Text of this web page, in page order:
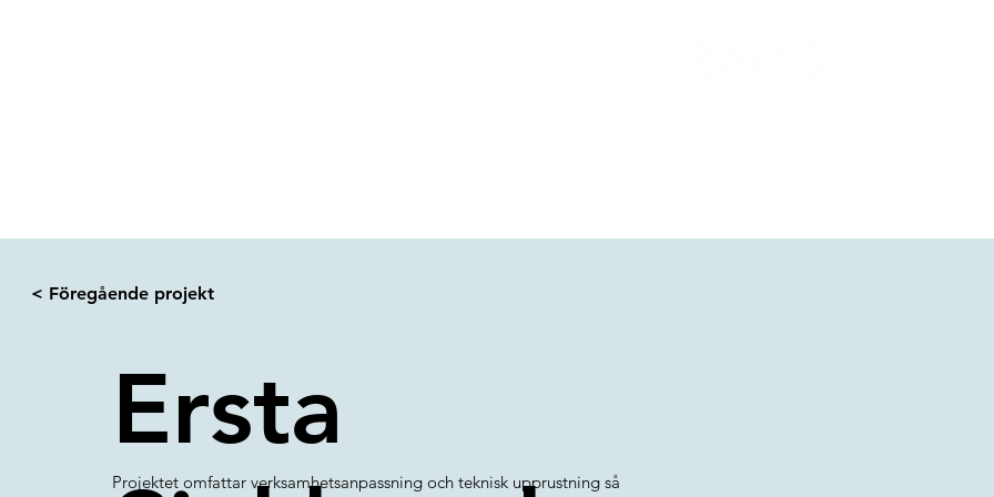
Ersta
Projektet omfattar verksamhetsanpassning och teknisk upprustning så
< Föregående projekt